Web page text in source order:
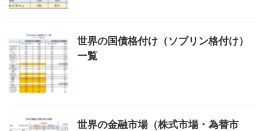
世界の国債格付け（ソブリン格付け）
一覧
世界の金融市場（株式市場・為替市